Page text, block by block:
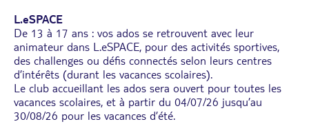
L.eSPACE
De 13 à 17 ans : vos ados se retrouvent avec leur
animateur dans L.eSPACE, pour des activités sportives,
des challenges ou défis connectés selon leurs centres
d’intérêts (durant les vacances scolaires).
Le club accueillant les ados sera ouvert pour toutes les
vacances scolaires, et à partir du 04/07/26 jusqu’au
30/08/26 pour les vacances d’été.